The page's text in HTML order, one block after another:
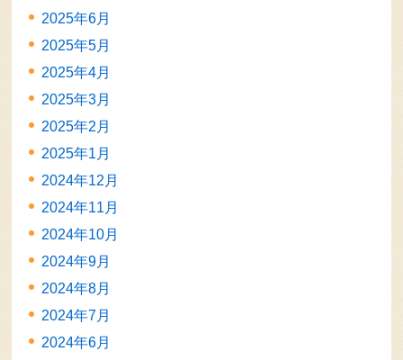
2025年6月
2025年5月
2025年4月
2025年3月
2025年2月
2025年1月
2024年12月
2024年11月
2024年10月
2024年9月
2024年8月
2024年7月
2024年6月